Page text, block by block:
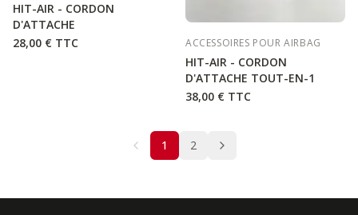
HIT-AIR - CORDON
D'ATTACHE
28,00 € TTC ACCESSOIRES POUR AIRBAG
HIT-AIR - CORDON
D'ATTACHE TOUT-EN-1
38,00 € TTC
1 2